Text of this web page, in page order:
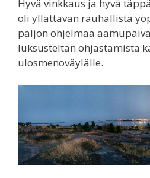
Hyvä vinkkaus ja hyvä
oli yllättävän rauhallista
paljon ohjelmaa
luksusteltan ohjastamista
ulosmenoväylälle.